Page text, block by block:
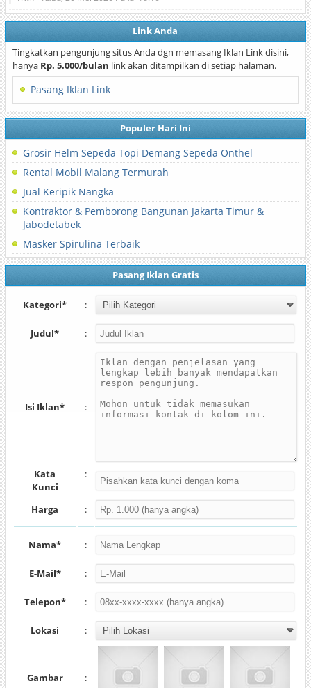
Link Anda
Tingkatkan pengunjung situs Anda dgn memasang Iklan Link disini,
hanya Rp. 5.000/bulan link akan ditampilkan di setiap halaman.
Pasang Iklan Link
Populer Hari Ini
Grosir Helm Sepeda Topi Demang Sepeda Onthel
Rental Mobil Malang Termurah
Jual Keripik Nangka
Kontraktor & Pemborong Bangunan Jakarta Timur &
Jabodetabek
Masker Spirulina Terbaik
Pasang Iklan Gratis
Kategori* :
Judul* :
Isi Iklan* :
Kata
Kunci
:
Harga :
Nama* :
E-Mail* :
Telepon* :
Lokasi :
Gambar :